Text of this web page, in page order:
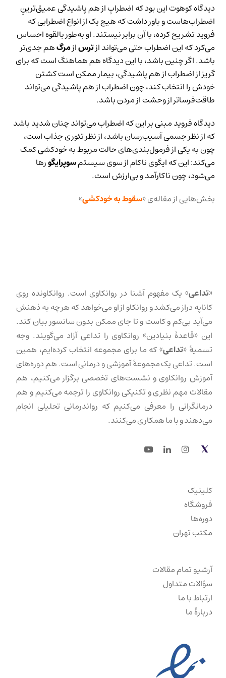
دیدگاه کوهوت این بود که اضطرابِ از هم پاشیدگی عمیق‌ترینِ
اضطراب‌هاست و باور داشت که هیچ یک از انواع اضطرابی که
فروید تشریح کرده، با آن برابر نیستند. او به‌طور بالقوه احساس
می‌کرد که این اضطراب حتی می‌تواند ازترسازمرگهم جدی‌تر
باشد. اگر چنین باشد، با این دیدگاه هم هماهنگ است که برای
گریز از اضطراب از هم پاشیدگی، بیمار ممکن است کشتن
خودش را انتخاب کند، چون اضطراب از هم پاشیدگی می‌تواند
طاقت‌فرساتر از وحشت از مردن باشد.
دیدگاه فروید مبنی بر این که اضطراب می‌تواند چنان شدید باشد
که از نظر جسمی آسیب‌رسان باشد، از نظر تئوری جذاب است،
چون به یکی از فرمول‌بندی‌های حالت مربوط به خودکشی کمک
می‌کند: این که ایگوی ناکام از سوی سیستمسوپرایگورها
می‌شود، چون ناکارآمد و بی‌ارزش است.
بخش‌هایی از مقاله‌ی «سقوط به خودکشی»
«تداعی» یک مفهوم آشنا در روانکاوی است. روانکاونده روی
کاناپه دراز می‌کشد و روانکاو از او می‌خواهد که هر چه به ذهنش
می‌آید بی‌کم و کاست و تا جای ممکن بدون سانسور بیان کند.
این «قاعدهٔ بنیادین» روانکاوی را تداعی آزاد می‌گویند. وجه
تسمیهٔ «تداعی» که ما برای مجموعه انتخاب کرده‌ایم، همین
است. تداعی یک مجموعهٔ آموزشی و درمانی است. هم دوره‌های
آموزش روانکاوی و نشست‌های تخصصی برگزار می‌کنیم، هم
مقالات مهم نظری و تکنیکی روانکاوی را ترجمه می‌کنیم و هم
درمانگرانی را معرفی می‌کنیم که رواندرمانی تحلیلی انجام
می‌دهند و با ما همکاری می‌کنند.
Twitter
Instagram
LinkedIn
Youtube
کلینیک
فروشگاه
دوره‌ها
مکتب تهران
آرشیو تمام مقالات
سؤالات متداول
ارتباط با ما
دربارهٔ ما